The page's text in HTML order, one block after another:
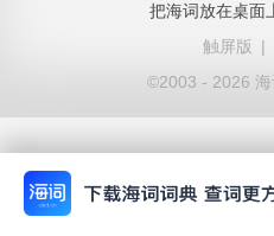
把海词放在桌面
触屏版
|
©2003 - 2026